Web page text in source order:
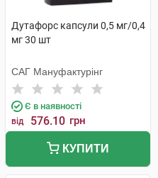
Дутафорс капсули 0,5 мг/0,4
мг 30 шт
САГ Мануфактурінг
Є в наявності
від 576.10 грн
КУПИТИ